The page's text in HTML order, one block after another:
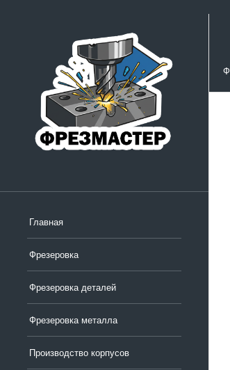
Главная
Фрезеровка
Фрезеровка деталей
Фрезеровка металла
Производство корпусов